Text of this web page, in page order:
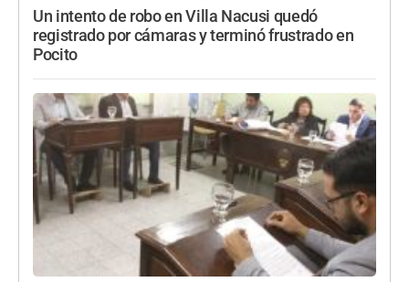
Un intento de robo en Villa Nacusi quedó
registrado por cámaras y terminó frustrado en
Pocito